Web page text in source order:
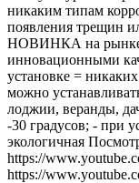
никаким типам
появления трещин
НОВИНКА на рынке
инновационными
установке =
можно
лоджии, веранды,
-30 градусов; - при
экологичная
https://
https://